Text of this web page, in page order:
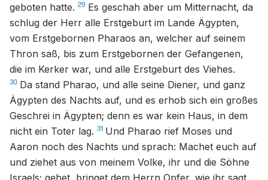
geboten hatte. 29 Es geschah aber um Mitternacht, da
schlug der Herr alle Erstgeburt im Lande Ägypten,
vom Erstgebornen Pharaos an, welcher auf seinem
Thron saß, bis zum Erstgebornen der Gefangenen,
die im Kerker war, und alle Erstgeburt des Viehes.
30 Da stand Pharao, und alle seine Diener, und ganz
Ägypten des Nachts auf, und es erhob sich ein großes
Geschrei in Ägypten; denn es war kein Haus, in dem
nicht ein Toter lag. 31 Und Pharao rief Moses und
Aaron noch des Nachts und sprach: Machet euch auf
und ziehet aus von meinem Volke, ihr und die Söhne
Israels; gehet, bringet dem Herrn Opfer, wie ihr sagt.